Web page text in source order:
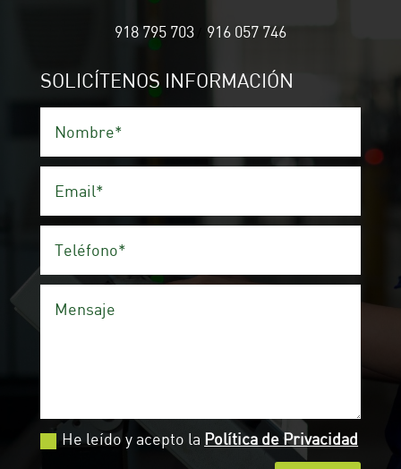
918 795 703/ 916 057 746
SOLICÍTENOS INFORMACIÓN
He leído y acepto la Política de Privacidad